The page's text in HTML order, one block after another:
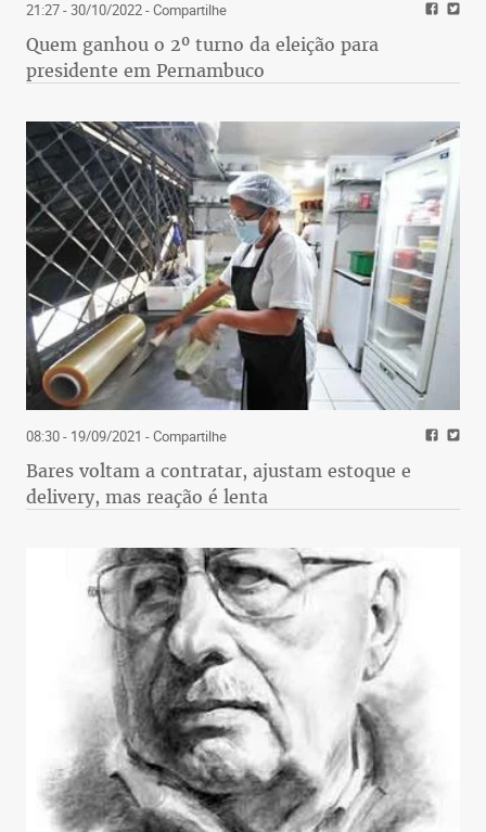
21:27 - 30/10/2022- Compartilhe
Quem ganhou o 2º turno da eleição para
presidente em Pernambuco
08:30 - 19/09/2021 - Compartilhe
Bares voltam a contratar, ajustam estoque e
delivery, mas reação é lenta